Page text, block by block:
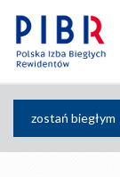
zostań biegłym